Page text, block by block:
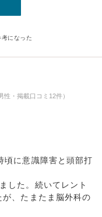
になった
・掲載口コミ12件）
頃に意識障害と頭部打
した。続いてレント
、たまたま脳外科の